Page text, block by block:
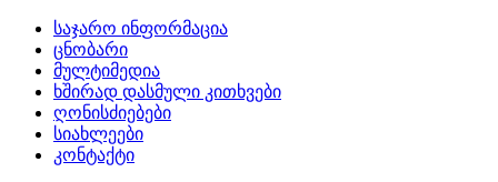
საჯარო ინფორმაცია
ცნობარი
მულტიმედია
ხშირად დასმული კითხვები
ღონისძიებები
სიახლეები
კონტაქტი